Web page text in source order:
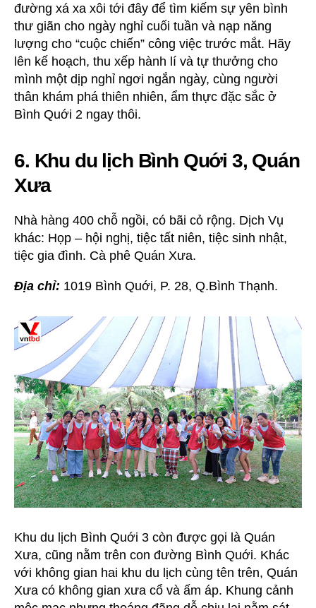
đường xá xa xôi tới đây để tìm kiếm sự yên bình
thư giãn cho ngày nghỉ cuối tuần và nạp năng
lượng cho “cuộc chiến” công việc trước mắt. Hãy
lên kế hoạch, thu xếp hành lí và tự thưởng cho
mình một dịp nghỉ ngơi ngắn ngày, cùng người
thân khám phá thiên nhiên, ẩm thực đặc sắc ở
Bình Quới 2 ngay thôi.
6. Khu du lịch Bình Quới 3, Quán
Xưa
Nhà hàng 400 chỗ ngồi, có bãi cỏ rộng. Dịch Vụ
khác: Họp – hội nghị, tiệc tất niên, tiệc sinh nhật,
tiệc gia đình. Cà phê Quán Xưa.
Địa chỉ: 1019 Bình Quới, P. 28, Q.Bình Thạnh.
Khu du lịch Bình Quới 3 còn được gọi là Quán
Xưa, cũng nằm trên con đường Bình Quới. Khác
với không gian hai khu du lịch cùng tên trên, Quán
Xưa có không gian xưa cổ và ấm áp. Khung cảnh